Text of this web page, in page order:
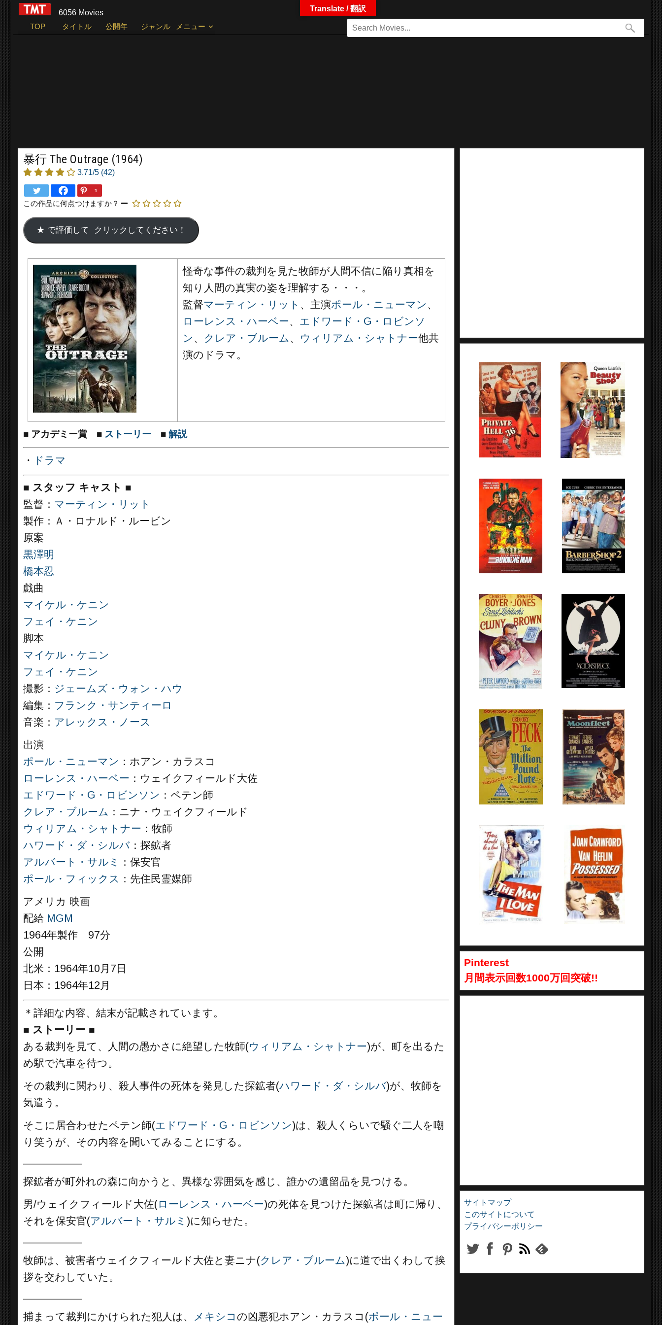
6056 Movies
TOP
タイトル 公開年 ジャンル メニュー
暴行 The Outrage (1964)
3.71/5 (42)
1
この作品に何点つけますか？
怪奇な事件の裁判を見た牧師が人間不信に陥り真相を
知り人間の真実の姿を理解する・・・。
監督マーティン・リット 、主演ポール・ニューマン 、
ローレンス・ハーベー、 エドワード・G・ロビンソ
ン 、 クレア・ブルーム、 ウィリアム・シャトナー他共
演のドラマ。
■ アカデミー賞 ■ ストーリー ■ 解説
・ ドラマ
■ スタッフ キャスト ■
監督： マーティン・リット
製作：Ａ・ロナルド・ルービン
原案
黒澤明
橋本忍
戯曲
マイケル・ケニン
フェイ・ケニン
脚本
マイケル・ケニン
フェイ・ケニン
撮影： ジェームズ・ウォン・ハウ
編集： フランク・サンティーロ
音楽： アレックス・ノース
出演
ポール・ニューマン ：ホアン・カラスコ
ローレンス・ハーベー ：ウェイクフィールド大佐
エドワード・G・ロビンソン ：ペテン師
クレア・ブルーム ：ニナ・ウェイクフィールド
ウィリアム・シャトナー ：牧師
ハワード・ダ・シルバ ：探鉱者
アルバート・サルミ
：保安官
ポール・フィックス ：先住民霊媒師
アメリカ 映画
配給 MGM
1964年製作 97分
公開
北米：1964年10月7日
日本：1964年12月
＊詳細な内容、結末が記載されています。
■ ストーリー ■
ある裁判を見て、人間の愚かさに絶望した牧師(ウィリアム・シャトナー)が、町を出るた
め駅で汽車を待つ。
その裁判に関わり、殺人事件の死体を発見した探鉱者(ハワード・ダ・シルバ)が、牧師を
気遣う。
そこに居合わせたペテン師(エドワード・G・ロビンソン)は、殺人くらいで騒ぐ二人を嘲
り笑うが、その内容を聞いてみることにする。
探鉱者が町外れの森に向かうと、異様な雰囲気を感じ、誰かの遺留品を見つける。
男/ウェイクフィールド大佐(ローレンス・ハーベー)の死体を見つけた探鉱者は町に帰り、
それを保安官(アルバート・サルミ )に知らせた。
牧師は、被害者ウェイクフィールド大佐と妻ニナ(クレア・ブルーム)に道で出くわして挨
拶を交わしていた。
捕まって裁判にかけられた犯人は、
メキシコ の凶悪犯ホアン・カラスコ(ポール・ニュー
Pinterest
月間表示回数1000万回突破!!
サイトマップ
このサイトについて
プライバシーポリシー
Translate / 翻訳